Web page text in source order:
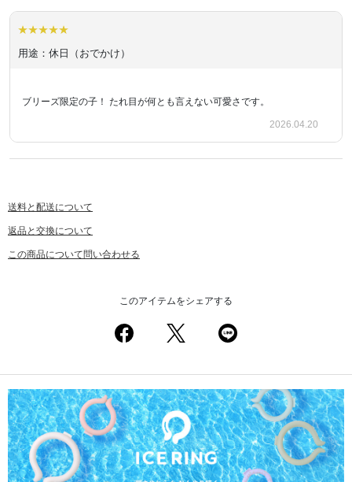
用途：休日（おでかけ）
ブリーズ限定の子！ たれ目が何とも言えない可愛さです。
2026.04.20
送料と配送について
返品と交換について
この商品について問い合わせる
このアイテムをシェアする